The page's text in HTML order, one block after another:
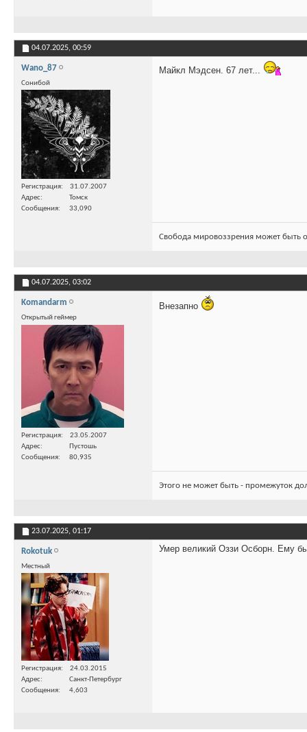
04.07.2025, 00:59
Wano_87
Сонибой
Регистрация
31.07.2007
Адрес
Томск
Сообщения
33,090
Майкл Мэдсен. 67 лет...
Свобода мировоззрения может быть
04.07.2025, 03:02
Komandarm
Открытый геймер
Регистрация
23.05.2007
Адрес
Пустошь
Сообщения
80,935
Внезапно
Этого не может быть - промежуток
23.07.2025, 01:17
Rokotuk
Местный
Регистрация
24.03.2015
Адрес
Санкт-Петербург
Сообщения
4,603
Умер великий Оззи Осборн. Ему